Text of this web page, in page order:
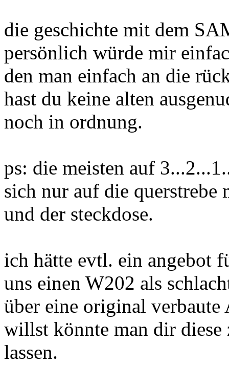
die geschichte mit dem
persönlich würde mir
den man einfach an die
hast du keine alten
noch in ordnung.
ps: die meisten auf
sich nur auf die querstrebe
und der steckdose.
ich hätte evtl. ein angebot
uns einen W202 als
über eine original
willst könnte man dir diese
lassen.